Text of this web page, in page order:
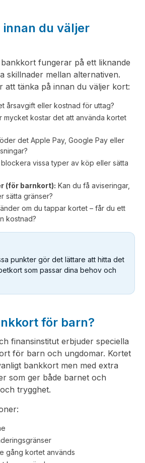
du väljer
fungerar på ett liknande
skillnader mellan alternativen.
att tänka på innan du väljer kort:
årsavgift eller kostnad för uttag?
mycket kostar det att använda kortet
det Apple Pay, Google Pay eller
blockera vissa typer av köp eller sätta
(för barnkort): Kan du få aviseringar,
sätta gränser?
om du tappar kortet – får du ett
kostnad?
punkter gör det lättare att hitta det
som passar dina behov och
för barn?
finansinstitut erbjuder speciella
för barn och ungdomar. Kortet
bankkort men med extra
som ger både barnet och
trygghet.
gång kortet används